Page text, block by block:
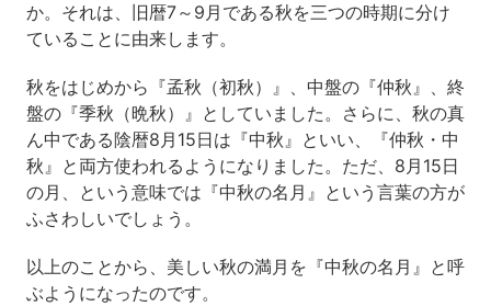
か。それは、旧暦7～9月である秋を三つの時期に分け
ていることに由来します。
秋をはじめから『孟秋（初秋）』、中盤の『仲秋』、終
盤の『季秋（晩秋）』としていました。さらに、秋の真
ん中である陰暦8月15日は『中秋』といい、『仲秋・中
秋』と両方使われるようになりました。ただ、8月15日
の月、という意味では『中秋の名月』という言葉の方が
ふさわしいでしょう。
以上のことから、美しい秋の満月を『中秋の名月』と呼
ぶようになったのです。